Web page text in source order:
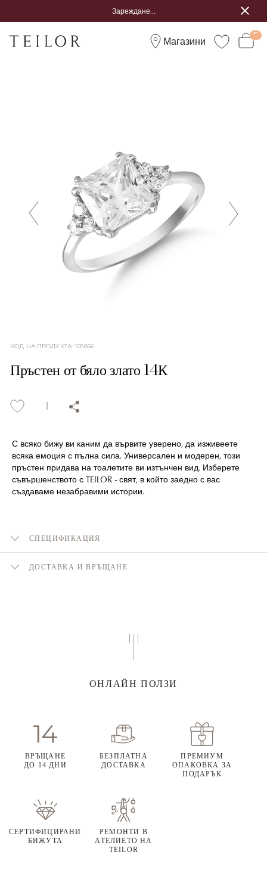
Зареждане...
Магазини
КОД НА ПРОДУКТА:105856
Пръстен от бяло злато 14К
С всяко бижу ви каним да вървите уверено, да изживеете
всяка емоция с пълна сила. Универсален и модерен, този
пръстен придава на тоалетите ви изтънчен вид. Изберете
съвършенството с TEILOR - свят, в който заедно с вас
създаваме незабравими истории.
СПЕЦИФИКАЦИЯ
ДОСТАВКА И ВРЪЩАНЕ
ОНЛАЙН ПОЛЗИ
ВРЪЩАНЕ
ДО 14 ДНИ
БЕЗПЛАТНА
ДОСТАВКА
ПРЕМИУМ
ОПАКОВКА ЗА
ПОДАРЪК
СЕРТИФИЦИРАНИ
БИЖУТА
РЕМОНТИ В
АТЕЛИЕТО НА
TEILOR